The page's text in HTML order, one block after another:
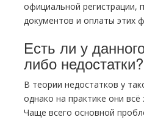
официальной регистрации,
документов и оплаты этих
Есть ли у
либо недостатки?
В теории недостатков у
однако на практике они
Чаще всего основной